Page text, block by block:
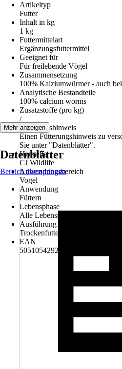
Artikeltyp
Futter
Inhalt in kg
1 kg
Futtermittelart
Ergänzungsfuttermittel
Geeignet für
Für freilebende Vögel
Zusammensetzung
100% Kalziumwürmer - auch
Analytische Bestandteile
100% calcium worms
Zusatzstoffe (pro kg)
/
Fütterungshinweis
Einen Fütterungshinweis zu
Sie unter "Datenblätter".
Hersteller
CJ Wildlife
Anwendungsbereich
Vogel
Anwendung
Füttern
Lebensphase
Alle Lebensphasen
Ausführung
Trockenfutter
EAN
5051054292892
Mehr anzeigen
Datenblätter
Bereich überspringen